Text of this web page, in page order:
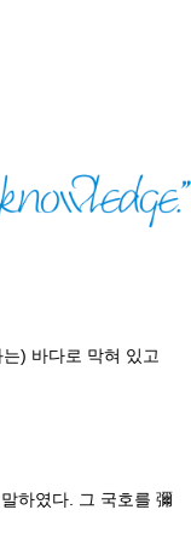
) 바다로 막혀 있고
하였다. 그 국호를 彌